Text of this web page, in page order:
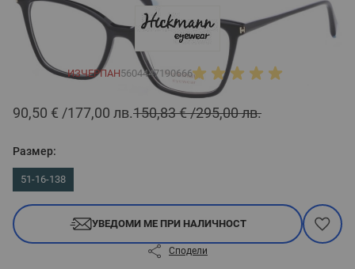
ИЗЧЕРПАН5604447190666
150,83 € 295,00 лв.
90,50 € 177,00 лв.
Размер:
51-16-138
УВЕДОМИ МЕ ПРИ НАЛИЧНОСТ
Сподели